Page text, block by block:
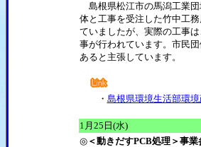
島根県松江市の馬潟工業団
体と工事を受注した竹中工
ていましたが、実際の工事
事が行われています。市民
あると主張しています。
・ 島根県環境生活部環
1月25日(水)
◎＜動きだすPCB処理＞事